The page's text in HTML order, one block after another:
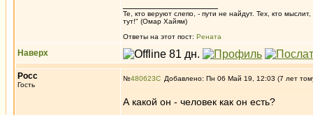
Те, кто веруют слепо, - пути не найдут. Тех, кто
тут!" (Омар Хайям)
Ответы на этот пост: Рената
Наверх
Росс
Гость
№480623 Добавлено: Пн 06 Май 19, 12:03 (7 лет
А какой он - человек как он есть?